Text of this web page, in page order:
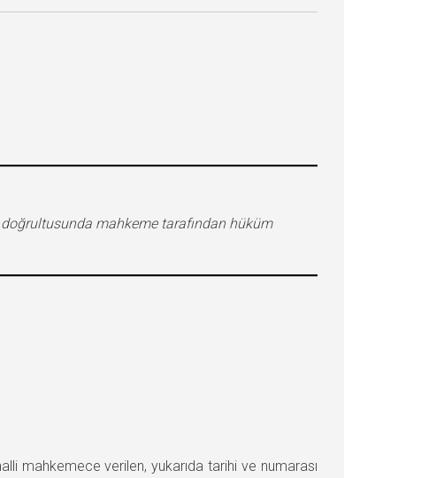
mahkeme tarafından hüküm
mahkemece verilen, yukarıda tarihi ve numarası